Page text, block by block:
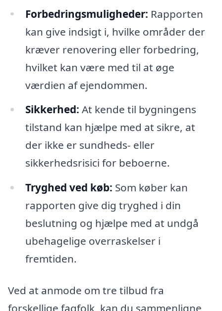
Forbedringsmuligheder: Rapporten
kan give indsigt i, hvilke områder der
kræver renovering eller forbedring,
hvilket kan være med til at øge
værdien af ejendommen.
Sikkerhed: At kende til bygningens
tilstand kan hjælpe med at sikre, at
der ikke er sundheds- eller
sikkerhedsrisici for beboerne.
Tryghed ved køb: Som køber kan
rapporten give dig tryghed i din
beslutning og hjælpe med at undgå
ubehagelige overraskelser i
fremtiden.
Ved at anmode om tre tilbud fra
forskellige fagfolk, kan du sammenligne